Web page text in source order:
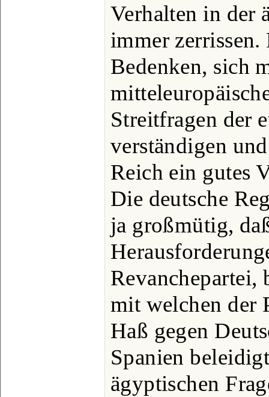
Verhalten in der
immer
Bedenken, sich
Streitfragen der
verständigen
Reich ein gutes
Die deutsche
ja großmütig,
Revanchepartei,
mit welchen der
Haß gegen
Spanien
ägyptischen